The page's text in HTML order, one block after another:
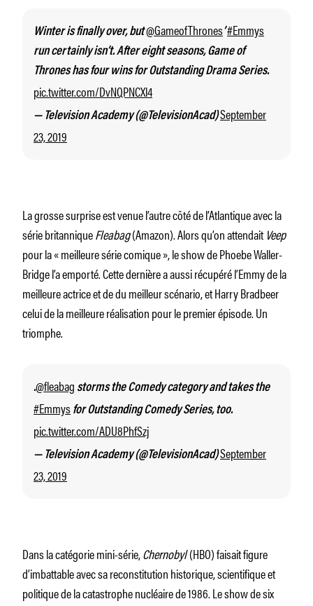
Winter is finally over, but@GameofThrones’#Emmys
run certainly isn’t. After eight seasons, Game of
Thrones has four wins for Outstanding Drama Series.
pic.twitter.com/DvNQPNCXl4
— Television Academy (@TelevisionAcad)September
23, 2019
La grosse surprise est venue l’autre côté de l’Atlantique avec la
série britanniqueFleabag(Amazon). Alors qu’on attendaitVeep
pour la « meilleure série comique », le show de Phoebe Waller-
Bridge l’a emporté. Cette dernière a aussi récupéré l’Emmy de la
meilleure actrice et de du meilleur scénario, et Harry Bradbeer
celui de la meilleure réalisation pour le premier épisode. Un
triomphe.
.@fleabag storms the Comedy category and takes the
#Emmys for Outstanding Comedy Series, too.
pic.twitter.com/ADU8PhfSzj
— Television Academy (@TelevisionAcad)September
23, 2019
Dans la catégorie mini-série,Chernobyl(HBO) faisait figure
d’imbattable avec sa reconstitution historique, scientifique et
politique de la catastrophe nucléaire de 1986. Le show de six